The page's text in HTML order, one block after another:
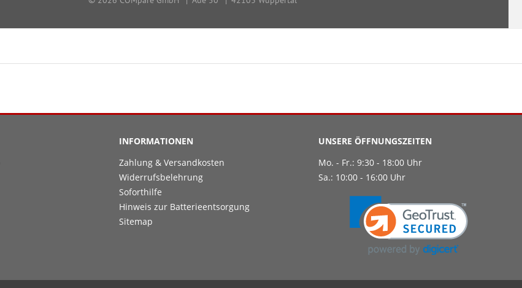
INFORMATIONEN
Zahlung & Versandkosten
Widerrufsbelehrung
Soforthilfe
Hinweis zur Batterieentsorgung
Sitemap
UNSERE ÖFFNUNGSZEITEN
Mo. - Fr.: 9:30 - 18:00 Uhr
Sa.: 10:00 - 16:00 Uhr